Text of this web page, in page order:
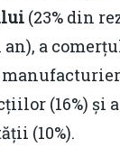
(23% din
a
(16%) și
(10%).